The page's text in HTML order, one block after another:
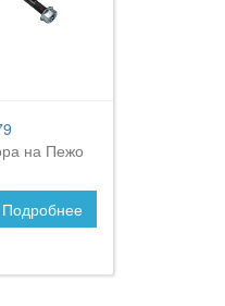
на Пежо
Подробнее